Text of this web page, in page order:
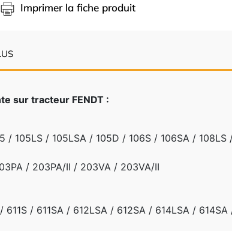
Imprimer la fiche produit
sur tracteur FENDT :
/ 105LS / 105LSA / 105D / 106S / 106SA / 108LS
/ 203PA/II / 203VA / 203VA/II
/ 611SA / 612LSA / 612SA / 614LSA /